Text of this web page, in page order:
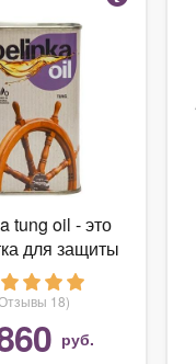
tung oil - это
для защиты
изделий,
под
18)
руб.